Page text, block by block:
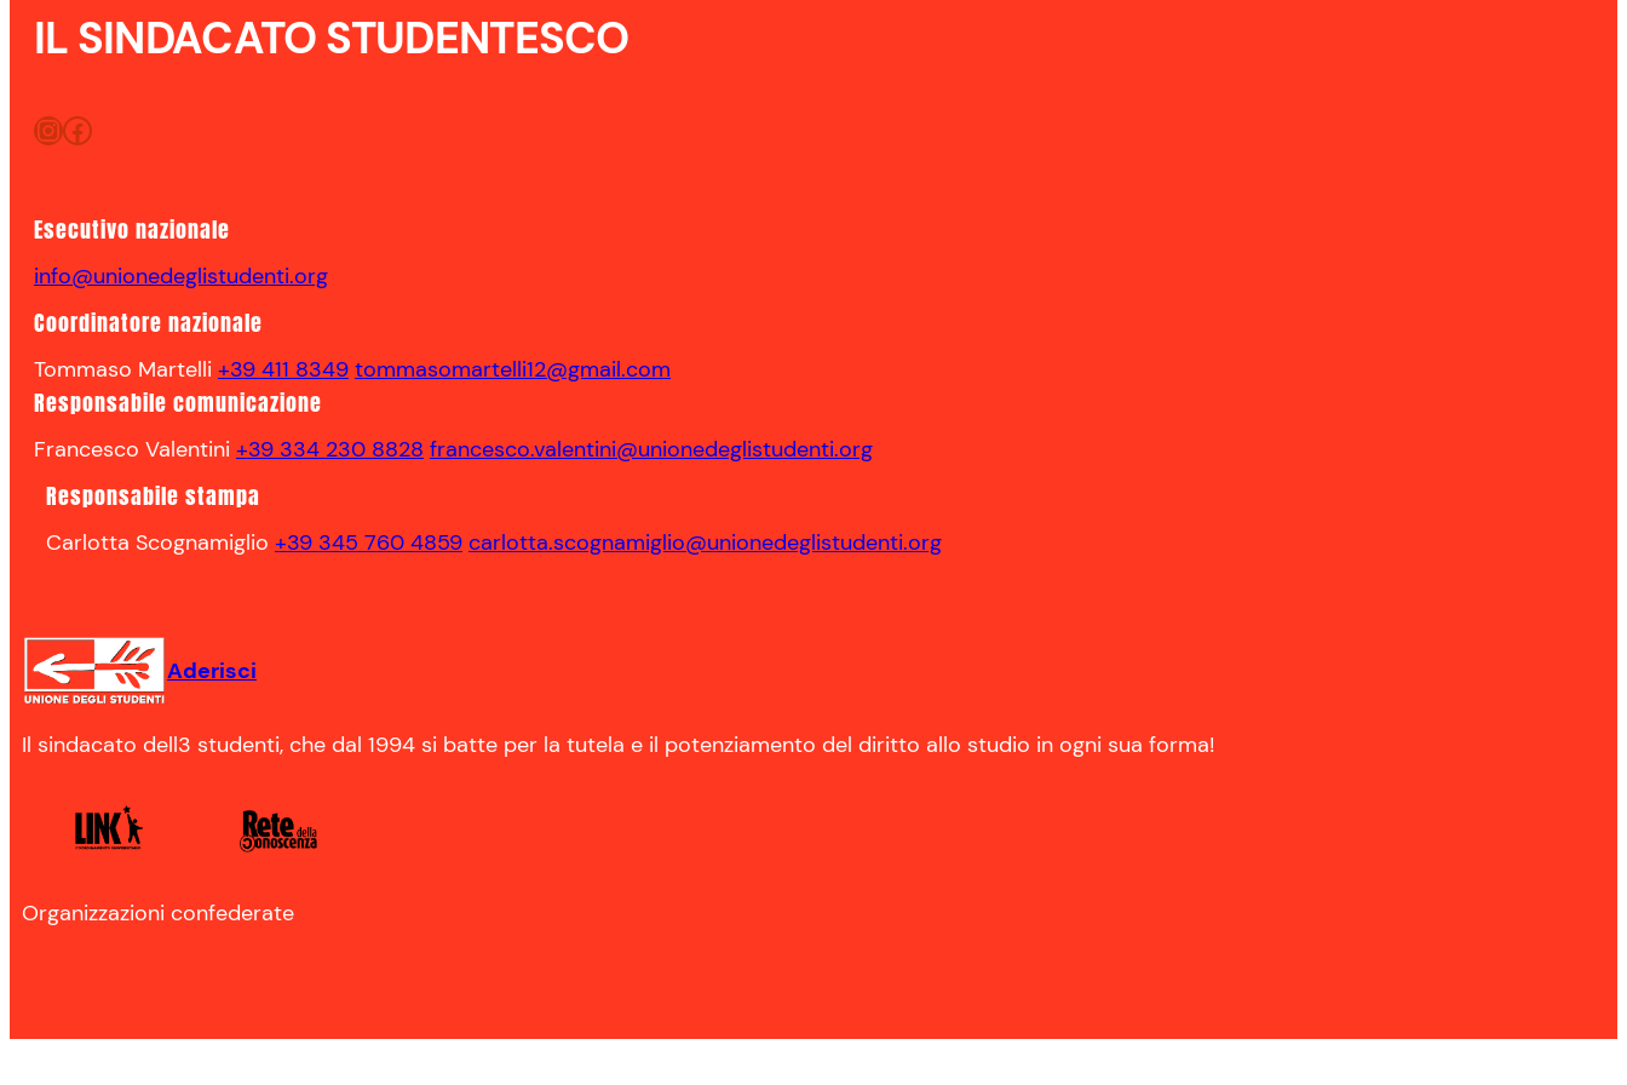
IL SINDACATO STUDENTESCO
Instagram
Facebook
Esecutivo nazionale
info@unionedeglistudenti.org
Coordinatore nazionale
Tommaso Martelli +39 411 8349 tommasomartelli12@gmail.com
Responsabile comunicazione
Francesco Valentini +39 334 230 8828 francesco.valentini@unionedeglistudenti.org
Responsabile stampa
Carlotta Scognamiglio +39 345 760 4859 carlotta.scognamiglio@unionedeglistudenti.org
Aderisci
Il sindacato dell3 studenti, che dal 1994 si batte per la tutela e il potenziamento del diritto allo studio in ogni sua forma!
Organizzazioni confederate